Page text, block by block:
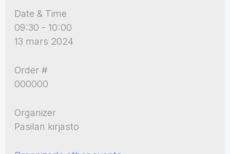
Date & Time
09:30 - 10:00
13 mars 2024
Order #
000000
Organizer
Pasilan kirjasto